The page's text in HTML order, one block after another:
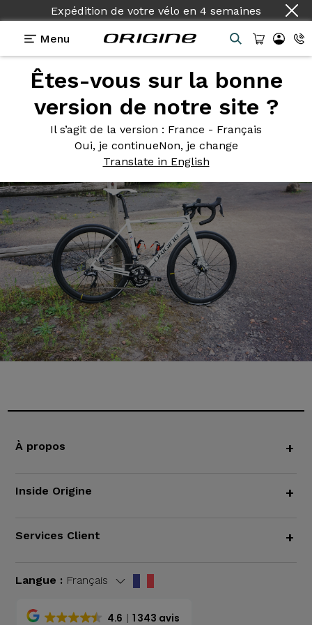
Expédition de votre vélo en 4 semaines
Menu
Êtes-vous sur la bonne
version de notre site ?
Il s’agit de la version : France - Français
Oui, je continueNon, je change
Translate in English
Photos> Axxome GT - Blanc Summit
Axxome GT - Blanc Summit
À propos +
Inside Origine +
Services Client +
Langue : Français
4.6 1 343 avis